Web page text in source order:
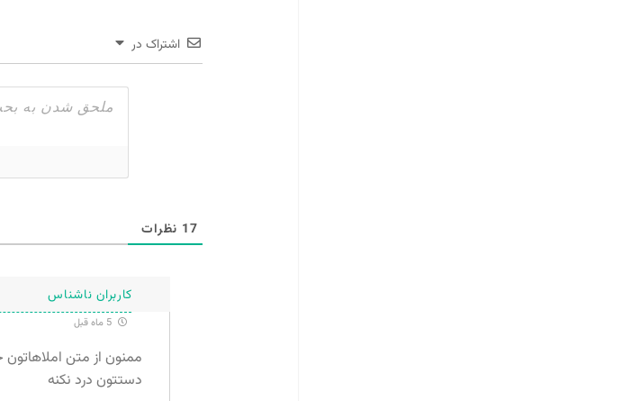
اشتراک در
17 نظرات
کاربران ناشناس
ممنون از متن
دستتون درد نکنه